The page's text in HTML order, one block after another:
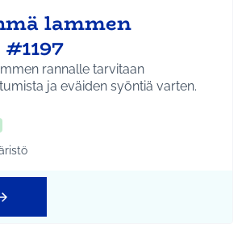
lammen
rannalle tarvitaan
ja eväiden syöntiä varten.
mukaan: Jokela
teeman mukaan: Ympäristö